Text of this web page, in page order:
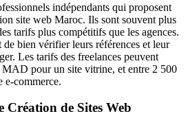
indépendants qui proposent
site web Maroc. Ils sont souvent plus
tarifs plus compétitifs que les agences.
bien vérifier leurs références et leur
Les tarifs des freelances peuvent
pour un site vitrine, et entre 2 500
commerce.
Création de Sites Web